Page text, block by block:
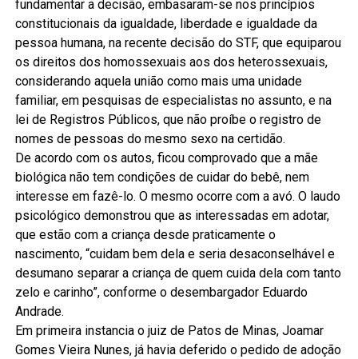
fundamentar a decisão, embasaram-se nos princípios
constitucionais da igualdade, liberdade e igualdade da
pessoa humana, na recente decisão do STF, que equiparou
os direitos dos homossexuais aos dos heterossexuais,
considerando aquela união como mais uma unidade
familiar, em pesquisas de especialistas no assunto, e na
lei de Registros Públicos, que não proíbe o registro de
nomes de pessoas do mesmo sexo na certidão.
De acordo com os autos, ficou comprovado que a mãe
biológica não tem condições de cuidar do bebê, nem
interesse em fazê-lo. O mesmo ocorre com a avó. O laudo
psicológico demonstrou que as interessadas em adotar,
que estão com a criança desde praticamente o
nascimento, “cuidam bem dela e seria desaconselhável e
desumano separar a criança de quem cuida dela com tanto
zelo e carinho”, conforme o desembargador Eduardo
Andrade.
Em primeira instancia o juiz de Patos de Minas, Joamar
Gomes Vieira Nunes, já havia deferido o pedido de adoção